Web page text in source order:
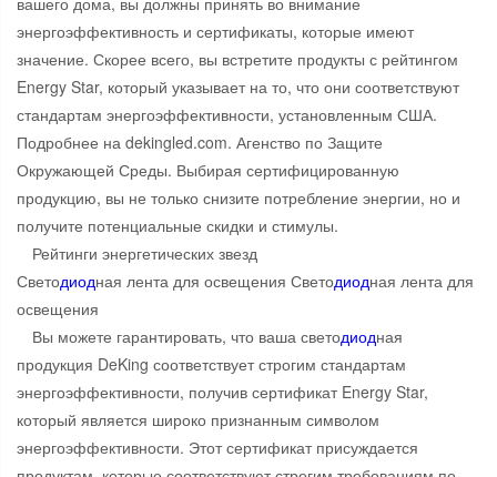
энергоэффективность и сертификаты, которые имеют
значение. Скорее всего, вы встретите продукты с рейтингом
Energy Star, который указывает на то, что они соответствуют
стандартам энергоэффективности, установленным США.
Подробнее на dekingled.com. Агенство по Защите
Окружающей Среды. Выбирая сертифицированную
продукцию, вы не только снизите потребление энергии, но и
получите потенциальные скидки и стимулы.
Рейтинги энергетических звезд
Светодиодная лента для освещения Светодиодная лента для
освещения
Вы можете гарантировать, что ваша светодиодная
продукция DeKing соответствует строгим стандартам
энергоэффективности, получив сертификат Energy Star,
который является широко признанным символом
энергоэффективности. Этот сертификат присуждается